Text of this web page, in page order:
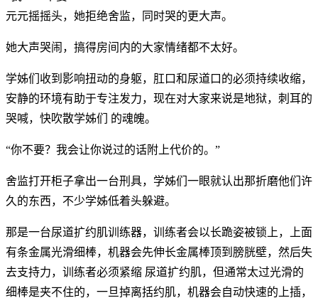
元元摇摇头，她拒绝舍监，同时哭的更大声。
她大声哭闹，搞得房间内的大家情绪都不太好。
学姊们收到影响扭动的身躯，肛口和尿道口的必须持续收缩，
安静的环境有助于专注发力，现在对大家来说是地狱，刺耳的
哭喊，快吹散学姊们 的魂魄。
“你不要？我会让你说过的话附上代价的。”
舍监打开柜子拿出一台刑具，学姊们一眼就认出那折磨他们许
久的东西，不少学姊低着头躲避。
那是一台尿道扩约肌训练器，训练者会以长跪姿被锁上，上面
有条金属光滑细棒，机器会先伸长金属棒顶到膀胱壁，然后失
去支持力，训练者必须紧缩 尿道扩约肌，但通常太过光滑的
细棒是夹不住的，一旦掉离括约肌，机器会自动快速的上插，